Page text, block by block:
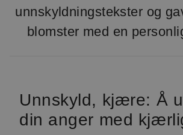
unnskyldningstekster og
blomster med en
Unnskyld, kjære: Å
din anger med